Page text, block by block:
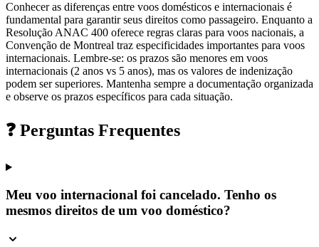
Conhecer as diferenças entre voos domésticos e internacionais é
fundamental para garantir seus direitos como passageiro. Enquanto a
Resolução ANAC 400 oferece regras claras para voos nacionais, a
Convenção de Montreal traz especificidades importantes para voos
internacionais. Lembre-se: os prazos são menores em voos
internacionais (2 anos vs 5 anos), mas os valores de indenização
podem ser superiores. Mantenha sempre a documentação organizada
e observe os prazos específicos para cada situação.
❓ Perguntas Frequentes
Meu voo internacional foi cancelado. Tenho os
mesmos direitos de um voo doméstico?